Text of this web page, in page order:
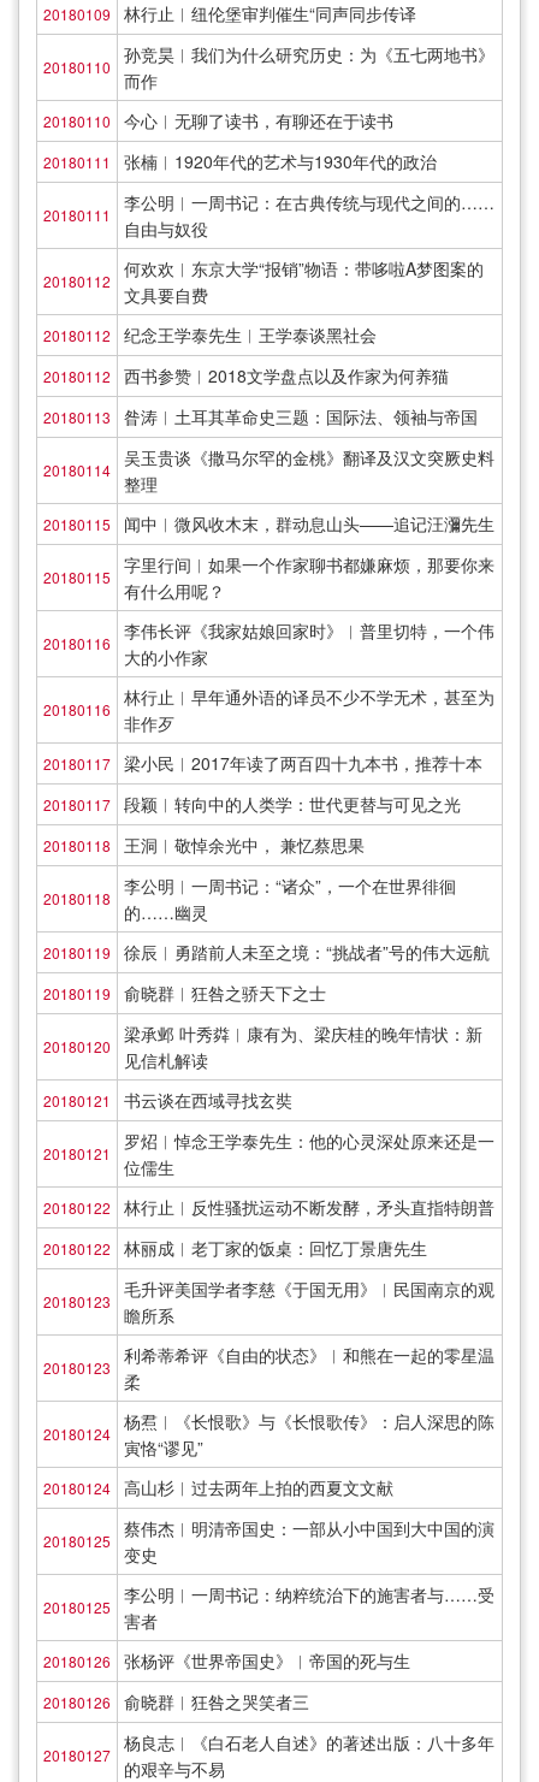
20180109 林行止︱纽伦堡审判催生“同声同步传译
20180110
孙竞昊︱我们为什么研究历史：为《五七两地书》
而作
20180110 今心︱无聊了读书，有聊还在于读书
20180111 张楠︱1920年代的艺术与1930年代的政治
20180111
李公明︱一周书记：在古典传统与现代之间的……
自由与奴役
20180112
何欢欢︱东京大学“报销”物语：带哆啦A梦图案的
文具要自费
20180112 纪念王学泰先生︱王学泰谈黑社会
20180112 西书参赞︱2018文学盘点以及作家为何养猫
20180113 昝涛︱土耳其革命史三题：国际法、领袖与帝国
20180114
吴玉贵谈《撒马尔罕的金桃》翻译及汉文突厥史料
整理
20180115 闻中︱微风收木末，群动息山头——追记汪瀰先生
20180115
字里行间︱如果一个作家聊书都嫌麻烦，那要你来
有什么用呢？
20180116
李伟长评《我家姑娘回家时》︱普里切特，一个伟
大的小作家
20180116
林行止︱早年通外语的译员不少不学无术，甚至为
非作歹
20180117 梁小民︱2017年读了两百四十九本书，推荐十本
20180117 段颖︱转向中的人类学：世代更替与可见之光
20180118 王洞︱敬悼余光中， 兼忆蔡思果
20180118
李公明︱一周书记：“诸众”，一个在世界徘徊
的……幽灵
20180119 徐辰︱勇踏前人未至之境：“挑战者”号的伟大远航
20180119 俞晓群︱狂咎之骄天下之士
20180120
梁承邺 叶秀粦︱康有为、梁庆桂的晚年情状：新
见信札解读
20180121 书云谈在西域寻找玄奘
20180121
罗炤︱悼念王学泰先生：他的心灵深处原来还是一
位儒生
20180122 林行止︱反性骚扰运动不断发酵，矛头直指特朗普
20180122 林丽成︱老丁家的饭桌：回忆丁景唐先生
20180123
毛升评美国学者李慈《于国无用》︱民国南京的观
瞻所系
20180123
利希蒂希评《自由的状态》︱和熊在一起的零星温
柔
20180124
杨焄︱《长恨歌》与《长恨歌传》：启人深思的陈
寅恪“谬见”
20180124 高山杉︱过去两年上拍的西夏文文献
20180125
蔡伟杰︱明清帝国史：一部从小中国到大中国的演
变史
20180125
李公明︱一周书记：纳粹统治下的施害者与……受
害者
20180126 张杨评《世界帝国史》︱帝国的死与生
20180126 俞晓群︱狂咎之哭笑者三
20180127
杨良志︱《白石老人自述》的著述出版：八十多年
的艰辛与不易